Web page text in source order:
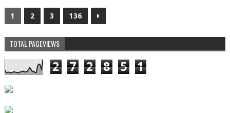
1 2 3 136
TOTAL PAGEVIEWS
2 7 2 8 5 1